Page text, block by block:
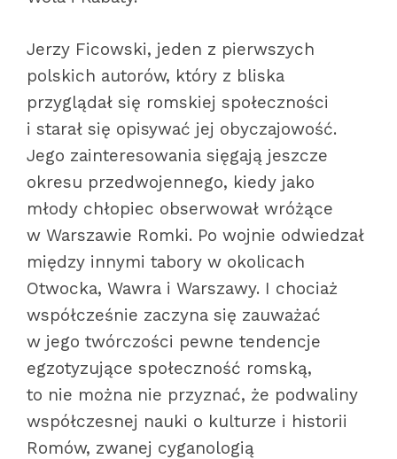
Jerzy Ficowski, jeden z pierwszych
polskich autorów, który z bliska
przyglądał się romskiej społeczności
i starał się opisywać jej obyczajowość.
Jego zainteresowania sięgają jeszcze
okresu przedwojennego, kiedy jako
młody chłopiec obserwował wróżące
w Warszawie Romki. Po wojnie odwiedzał
między innymi tabory w okolicach
Otwocka, Wawra i Warszawy. I chociaż
współcześnie zaczyna się zauważać
w jego twórczości pewne tendencje
egzotyzujące społeczność romską,
to nie można nie przyznać, że podwaliny
współczesnej nauki o kulturze i historii
Romów, zwanej cyganologią